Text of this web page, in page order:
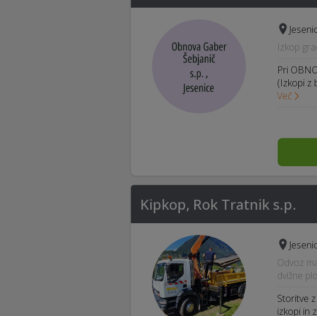
Izkop
Pri
(Izkopi z
Več
Kipkop, Rok Tratnik s.p.
Odvoz
dvižne
Storitve
izkopi in